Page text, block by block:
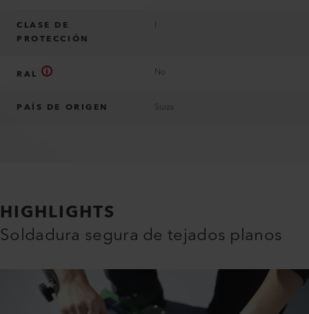
CLASE DE
PROTECCIÓN
I
RAL No
PAÍS DE ORIGEN Suiza
HIGHLIGHTS
Soldadura segura de tejados planos